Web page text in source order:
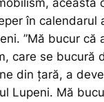
această
în calendarul
”Mă bucur că
care se bucură
din țară, a
Lupeni. Mă